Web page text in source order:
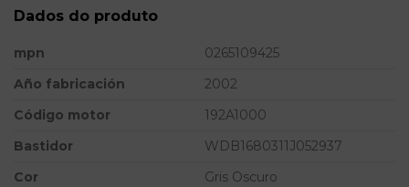
Dados do produto
mpn
0265109425
Año fabricación
2002
Código motor
192A1000
Bastidor
WDB1680311J052937
Cor
Gris Oscuro